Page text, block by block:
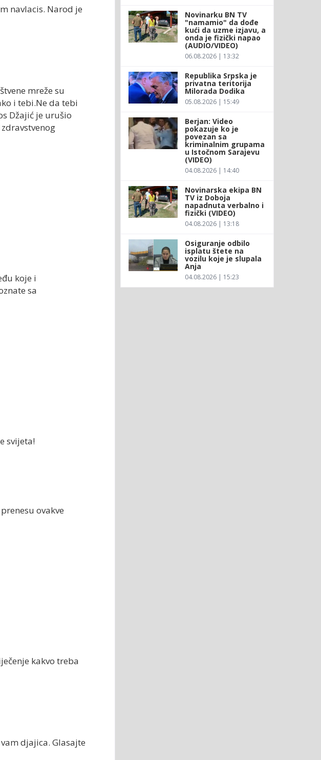
navlacis. Narod je
mreže su
i tebi.Ne da tebi
Džajić je urušio
koje i
sa
svijeta!
ovakve
kakvo treba
djajica. Glasajte
Novinarku BN TV
"namamio" da dođe
kući da uzme izjavu, a
onda je fizički napao
(AUDIO/VIDEO)
06.08.2026 | 13:32
Republika Srpska je
privatna teritorija
Milorada Dodika
05.08.2026 | 15:49
Berjan: Video
pokazuje ko je
povezan sa
kriminalnim grupama
u Istočnom Sarajevu
(VIDEO)
04.08.2026 | 14:40
Novinarska ekipa BN
TV iz Doboja
napadnuta verbalno i
fizički (VIDEO)
04.08.2026 | 13:18
Osiguranje odbilo
isplatu štete na
vozilu koje je slupala
Anja
04.08.2026 | 15:23